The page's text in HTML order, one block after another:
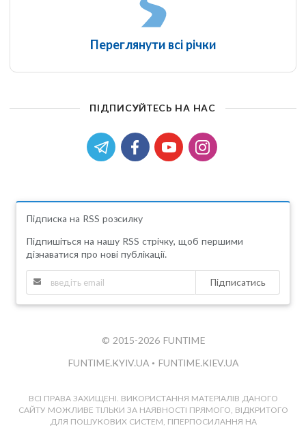
Переглянути всі річки
ПІДПИСУЙТЕСЬ НА НАС
Підписка на RSS розсилку
Підпишіться на нашу RSS стрічку, щоб першими
дізнаватися про нові публікації.
Підписатись
© 2015-2026 FUNTIME
FUNTIME.KYIV.UA • FUNTIME.KIEV.UA
ВСІ ПРАВА ЗАХИЩЕНІ. ВИКОРИСТАННЯ МАТЕРІАЛІВ ДАНОГО
САЙТУ МОЖЛИВЕ ТІЛЬКИ ЗА НАЯВНОСТІ ПРЯМОГО, ВІДКРИТОГО
ДЛЯ ПОШУКОВИХ СИСТЕМ, ГІПЕРПОСИЛАННЯ НА